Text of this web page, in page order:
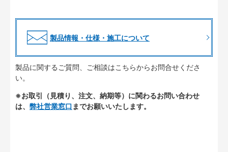
製品情報・仕様・施工について
製品に関するご質問、ご相談はこちらからお問合せくださ
い。
※お取引（見積り、注文、納期等）に関わるお問い合わせ
は、 弊社営業窓口 までお願いいたします。